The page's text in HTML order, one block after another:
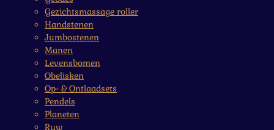
Gezichtsmassage roller
Handstenen
Jumbostenen
Manen
Levensbomen
Obelisken
Op- & Ontlaadsets
Pendels
Planeten
Ruw